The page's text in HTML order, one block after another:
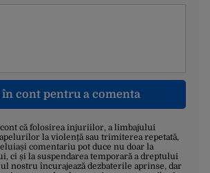
cont pentru a comenta
că folosirea injuriilor, a limbajului
la violență sau trimiterea repetată,
comentariu pot duce nu doar la
ci și la suspendarea temporară a dreptului
ul nostru încurajează dezbaterile aprinse, dar